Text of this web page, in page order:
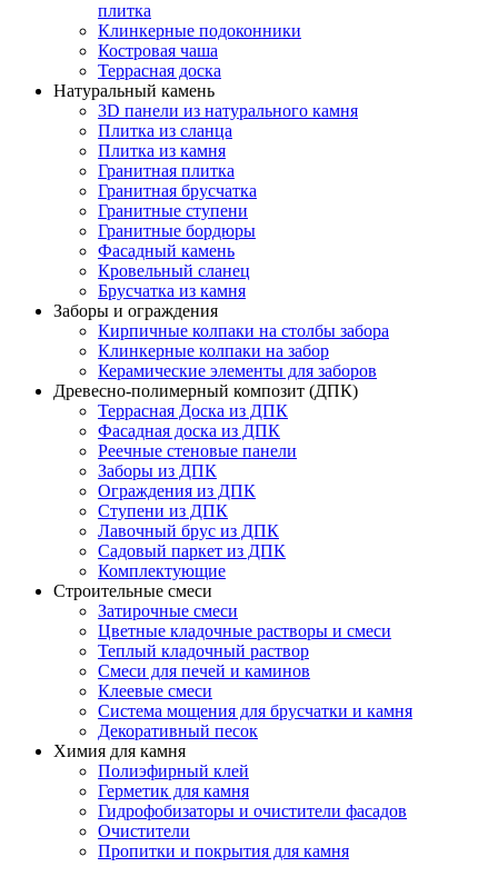
плитка
Клинкерные подоконники
Костровая чаша
Террасная доска
Натуральный камень
3D панели из натурального камня
Плитка из сланца
Плитка из камня
Гранитная плитка
Гранитная брусчатка
Гранитные ступени
Гранитные бордюры
Фасадный камень
Кровельный сланец
Брусчатка из камня
Заборы и ограждения
Кирпичные колпаки на столбы забора
Клинкерные колпаки на забор
Керамические элементы для заборов
Древесно-полимерный композит (ДПК)
Террасная Доска из ДПК
Фасадная доска из ДПК
Реечные стеновые панели
Заборы из ДПК
Ограждения из ДПК
Ступени из ДПК
Лавочный брус из ДПК
Садовый паркет из ДПК
Комплектующие
Строительные смеси
Затирочные смеси
Цветные кладочные растворы и смеси
Теплый кладочный раствор
Смеси для печей и каминов
Клеевые смеси
Система мощения для брусчатки и камня
Декоративный песок
Химия для камня
Полиэфирный клей
Герметик для камня
Гидрофобизаторы и очистители фасадов
Очистители
Пропитки и покрытия для камня